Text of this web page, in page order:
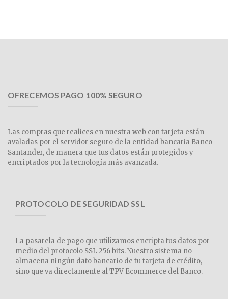
OFRECEMOS PAGO 100% SEGURO
Las compras que realices en nuestra web con tarjeta están
avaladas por el servidor seguro de la entidad bancaria Banco
Santander, de manera que tus datos están protegidos y
encriptados por la tecnología más avanzada.
PROTOCOLO DE SEGURIDAD SSL
La pasarela de pago que utilizamos encripta tus datos por
medio del protocolo SSL 256 bits. Nuestro sistema no
almacena ningún dato bancario de tu tarjeta de crédito,
sino que va directamente al TPV Ecommerce del Banco.